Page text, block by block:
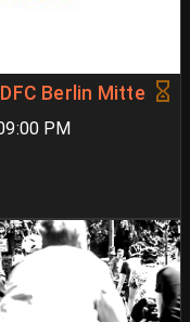
Berlin Mitte
PM